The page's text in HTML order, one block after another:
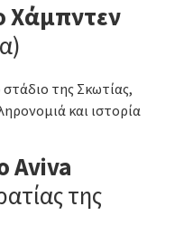
Χάμπντεν
της Σκωτίας,
και ιστορία
Aviva
της